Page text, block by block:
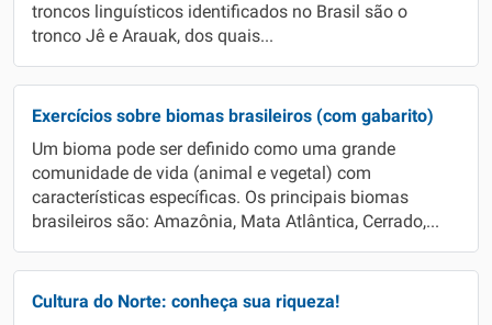
troncos linguísticos identificados no Brasil são o
tronco Jê e Arauak, dos quais...
Exercícios sobre biomas brasileiros (com gabarito)
Um bioma pode ser definido como uma grande
comunidade de vida (animal e vegetal) com
características específicas. Os principais biomas
brasileiros são: Amazônia, Mata Atlântica, Cerrado,...
Cultura do Norte: conheça sua riqueza!